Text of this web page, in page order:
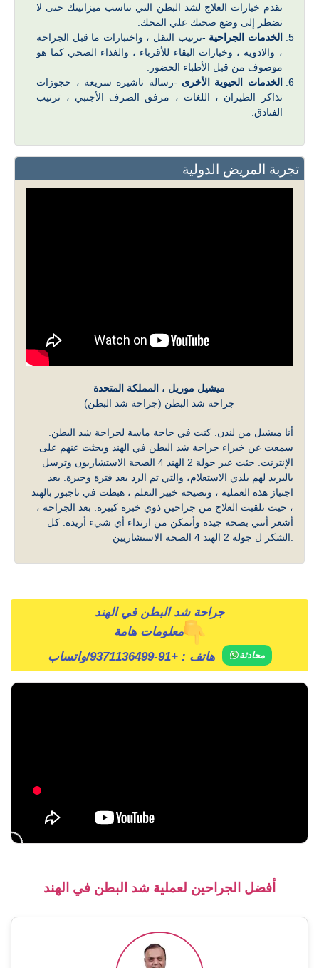
نقدم خيارات العلاج لشد البطن التي تناسب ميزانيتك حتى لا
تضطر إلى وضع صحتك علي المحك.
الخدمات الجراحية -ترتيب النقل ، واختبارات ما قبل الجراحة
، والادويه ، وخيارات البقاء للأقرباء ، والغذاء الصحي كما هو
موصوف من قبل الأطباء الحضور.
الخدمات الحيوية الأخرى -رسالة تاشيره سريعة ، حجوزات
تذاكر الطيران ، اللغات ، مرفق الصرف الأجنبي ، ترتيب
الفنادق.
تجربة المريض الدولية
ميشيل موريل ، المملكة المتحدة
جراحة شد البطن (جراحة شد البطن)
أنا ميشيل من لندن. كنت في حاجة ماسة لجراحة شد البطن.
سمعت عن خبراء جراحة شد البطن في الهند وبحثت عنهم على
الإنترنت. جئت عبر جولة 2 الهند 4 الصحة الاستشاريون وترسل
بالبريد لهم بلدي الاستعلام، والتي تم الرد بعد فترة وجيزة. بعد
اجتياز هذه العملية ، ونصيحة خبير التعلم ، هبطت في ناجبور بالهند
، حيث تلقيت العلاج من جراحين ذوي خبرة كبيرة. بعد الجراحة ،
أشعر أنني بصحة جيدة وأتمكن من ارتداء أي شيء أريده. كل
جراحة شد البطن في الهند
معلومات هامة
هاتف : +91-9371136499 /واتساب محادثة
أفضل الجراحين لعملية شد البطن في الهند